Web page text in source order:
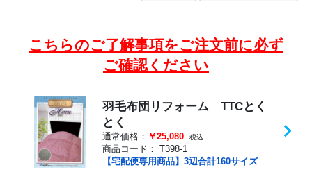
こちらのご了解事項をご注文前に必ず
ご確認ください
羽毛布団リフォーム TTCとく
とく
通常価格： ￥25,080 税込
商品コード： T398-1
【宅配便専用商品】3辺合計160サイズ